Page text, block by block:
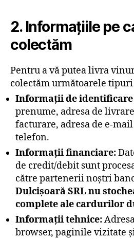
2. Informațiile pe
colectăm
Pentru a vă putea livra
colectăm următoarele tipuri
Informații de identificare
prenume, adresa de
facturare, adresa de e-
telefon.
Informații financiare:
de credit/debit sunt
către partenerii noștri
Dulcișoară SRL nu
complete ale cardurilor
Informații tehnice:
browser, paginile vizitate